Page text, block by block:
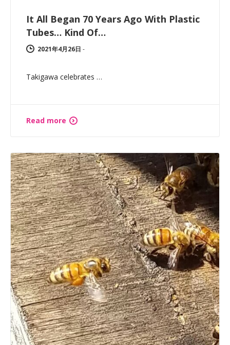
It All Began 70 Years Ago With Plastic
Tubes… Kind Of…
2021年4月26日 -
Takigawa celebrates …
Read more